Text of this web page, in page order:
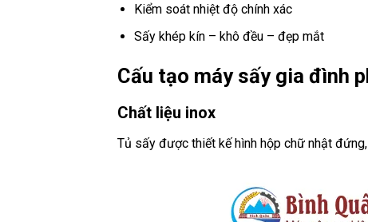
Kiểm soát nhiệt độ chính xác
Sấy khép kín – khô đều – đẹp mắt
Cấu tạo máy sấy gia đình
Chất liệu inox
Tủ sấy được thiết kế hình hộp chữ nhật